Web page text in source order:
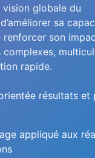
vision globale du
sa
renforcer son
complexes,
rapide.
résultats et
appliqué aux